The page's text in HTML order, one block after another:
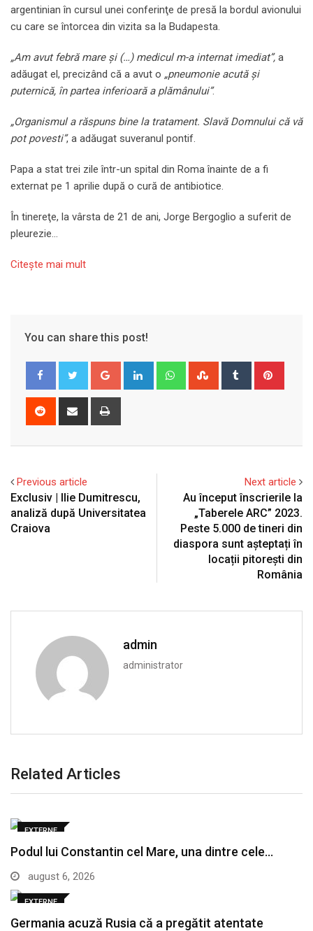
argentinian în cursul unei conferinţe de presă la bordul avionului
cu care se întorcea din vizita sa la Budapesta.
„Am avut febră mare şi (…) medicul m-a internat imediat”, a
adăugat el, precizând că a avut o „pneumonie acută şi
puternică, în partea inferioară a plămânului”.
„Organismul a răspuns bine la tratament. Slavă Domnului că vă
pot povesti”, a adăugat suveranul pontif.
Papa a stat trei zile într-un spital din Roma înainte de a fi
externat pe 1 aprilie după o cură de antibiotice.
În tinereţe, la vârsta de 21 de ani, Jorge Bergoglio a suferit de
pleurezie…
Citeşte mai mult
You can share this post!
Google+ LinkedIn WhatsappStumbleUpon
Tumblr
Reddit
Share
Previous article
Exclusiv | Ilie Dumitrescu,
analiză după Universitatea
Craiova
Next article
Au început înscrierile la
„Taberele ARC” 2023.
Peste 5.000 de tineri din
diaspora sunt așteptați în
locații pitorești din
România
admin
administrator
Related Articles
EXTERNE
Podul lui Constantin cel Mare, una dintre cele…
august 6, 2026
EXTERNE
Germania acuză Rusia că a pregătit atentate